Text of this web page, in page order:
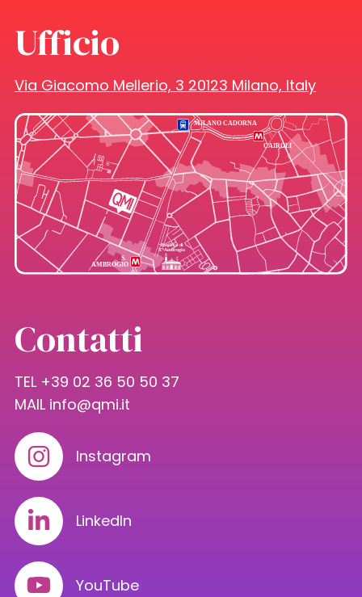
Ufficio
Via Giacomo Mellerio, 3 20123 Milano, Italy
Contatti
TEL +39 02 36 50 50 37
MAIL info@qmi.it
Instagram
LinkedIn
YouTube